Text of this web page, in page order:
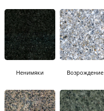
Ненимяки Возрождение